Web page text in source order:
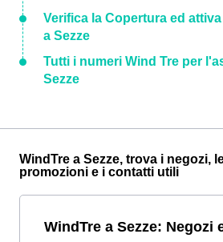
Verifica la Copertura ed
a Sezze
Tutti i numeri Wind Tre per
Sezze
WindTre a Sezze, trova i negozi,
promozioni e i contatti utili
WindTre a Sezze: Negozi